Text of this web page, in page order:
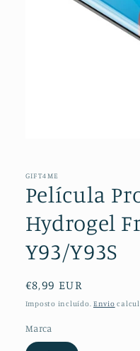
1
modal
GIFT4ME
Película
Hydrogel
Y93/Y93S
Preço
normal
€8,99 EUR
Imposto incluído. Envio
Marca